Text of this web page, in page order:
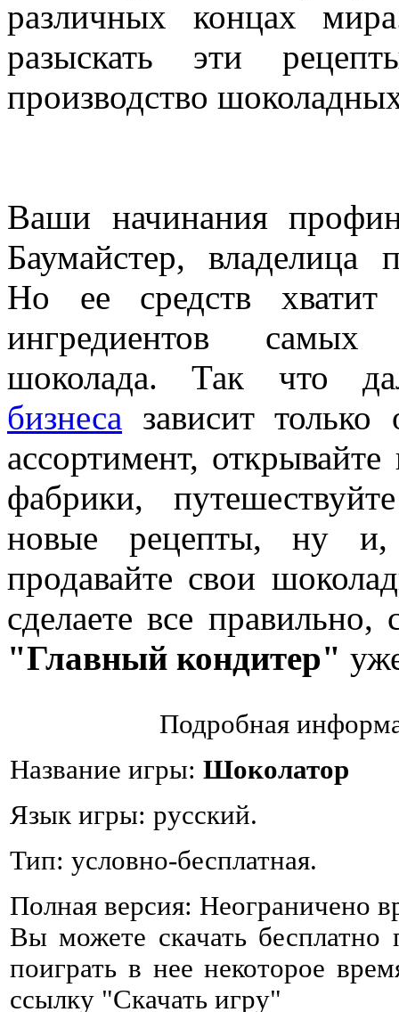
различных концах
разыскать эти
производство
Ваши начинания
Баумайстер, владелица
Но ее средств
ингредиентов
шоколада. Так что
бизнеса зависит
ассортимент,
фабрики,
новые рецепты, ну и,
продавайте свои
сделаете все правильно,
"Главный кондитер"
Подробная
Название игры: Шоколатор
Язык игры: русский.
Тип: условно-бесплатная.
Полная версия: Неограничено
Вы можете скачать
поиграть в нее некоторое
ссылку "Скачать игру"